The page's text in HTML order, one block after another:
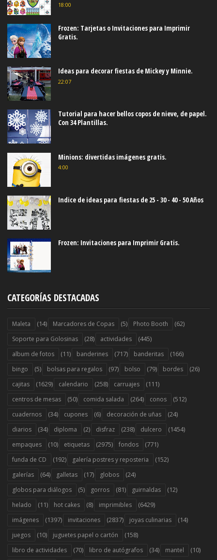
18:00
Frozen: Tarjetas o Invitaciones para Imprimir
Gratis.
Ideas para decorar fiestas de Mickey y Minnie.
22:07
Tutorial para hacer bellos copos de nieve, de papel.
Con 34 Plantillas.
Minions: divertidas imágenes gratis.
4:00
Indice de ideas para fiestas de 25 - 30 - 40 - 50 Años
Frozen: Invitaciones para Imprimir Gratis.
CATEGORÍAS DESTACADAS
Maleta (14) Marcadores de Copas (5) Photo Booth (62)
Soporte para Golosinas (28) actividades (445)
album de fotos (11) banderines (717) banderitas (166)
bingo (5) bolsas para regalos (97) bolso (79) bordes (26)
cajitas (1629) calendario (258) carruajes (111)
centros de mesas (50) comida salada (264) conos (512)
cuadernos (34) cupones (6) decoración de uñas (24)
diarios (34) diploma (2) disfraz (238) dulcero (1454)
empaques (10) etiquetas (2975) fondos (771)
funda de CD (192) galería postres y reposteria (152)
galerías (64) galletas (17) globos (24)
globos para diálogos (5) gorros (81) guirnaldas (12)
helado (11) hot cakes (8) imprimibles (6429)
imágenes (1397) invitaciones (2837) joyas culinarias (14)
juegos (10) juguetes papel o cartón (158)
libro de actividades (70) libro de autógrafos (34) mantel (10)